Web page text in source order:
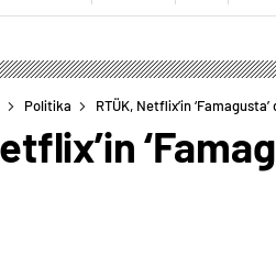
Politika RTÜK, Netflix’in